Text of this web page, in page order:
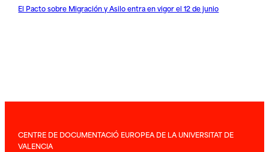
El Pacto sobre Migración y Asilo entra en vigor el 12 de junio
CENTRE DE DOCUMENTACIÓ EUROPEA DE LA UNIVERSITAT DE
VALENCIA